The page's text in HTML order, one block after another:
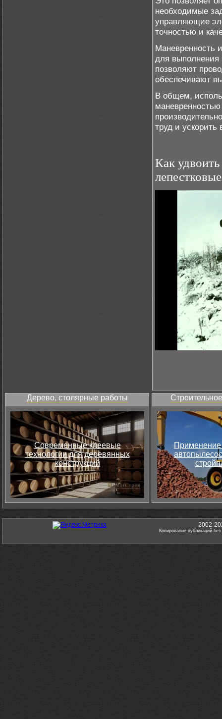
необходимые
управляющие
точностью и
Маневренность
для выполнения
позволяют
обеспечивают
В общем,
труд и ускорить
Как
Дерево, столярные работы
Современные клеевые
технологии для деревянных
конструкций
Применение
2002-
Копирование публикаций